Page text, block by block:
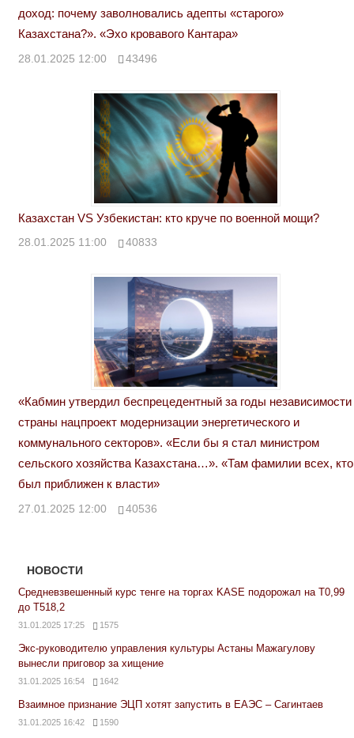
доход: почему заволновались адепты «старого»
Казахстана?». «Эхо кровавого Кантара»
28.01.2025 12:00 43496
Казахстан VS Узбекистан: кто круче по военной мощи?
28.01.2025 11:00 40833
«Кабмин утвердил беспрецедентный за годы независимости
страны нацпроект модернизации энергетического и
коммунального секторов». «Если бы я стал министром
сельского хозяйства Казахстана…». «Там фамилии всех, кто
был приближен к власти»
27.01.2025 12:00 40536
НОВОСТИ
Средневзвешенный курс тенге на торгах KASE подорожал на Т0,99
до Т518,2
31.01.2025 17:25 1575
Экс-руководителю управления культуры Астаны Мажагулову
вынесли приговор за хищение
31.01.2025 16:54 1642
Взаимное признание ЭЦП хотят запустить в ЕАЭС – Сагинтаев
31.01.2025 16:42 1590